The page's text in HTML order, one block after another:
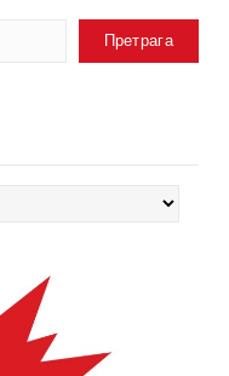
Претрага